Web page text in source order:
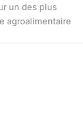
un des plus
agroalimentaire